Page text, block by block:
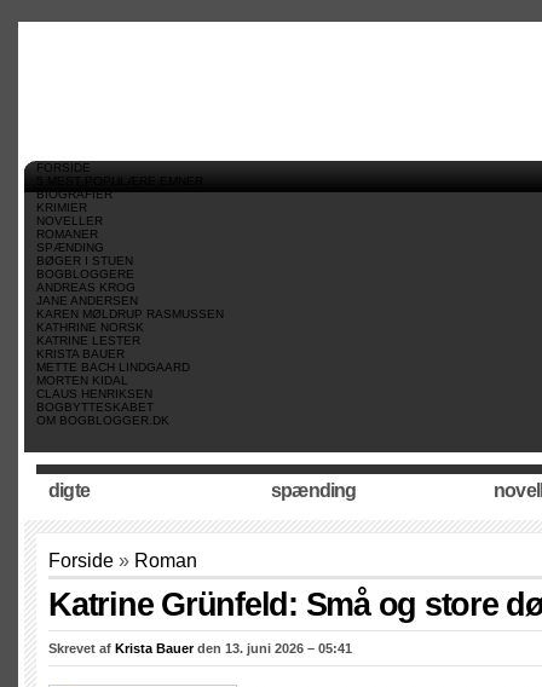
FORSIDE
5 MEST POPULÆRE EMNER
BIOGRAFIER
KRIMIER
NOVELLER
ROMANER
SPÆNDING
BØGER I STUEN
BOGBLOGGERE
ANDREAS KROG
JANE ANDERSEN
KAREN MØLDRUP RASMUSSEN
KATHRINE NORSK
KATRINE LESTER
KRISTA BAUER
METTE BACH LINDGAARD
MORTEN KIDAL
CLAUS HENRIKSEN
BOGBYTTESKABET
OM BOGBLOGGER.DK
digte spænding
Forside » Roman
Katrine Grünfeld: Små og store
Skrevet af Krista Bauerden 13. juni 2026 – 05:41